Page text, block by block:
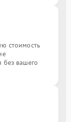
стоимость
без вашего